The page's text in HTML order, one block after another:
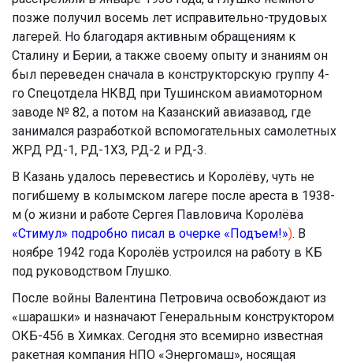
позже получил восемь лет исправительно-трудовых
лагерей. Но благодаря активным обращениям к
Сталину и Берии, а также своему опыту и знаниям он
был переведен сначала в конструкторскую группу 4-
го Спецотдела НКВД при Тушинском авиамоторном
заводе № 82, а потом на Казанский авиазавод, где
занимался разработкой вспомогательных самолетных
ЖРД РД-1, РД-1ХЗ, РД-2 и РД-3.
В Казань удалось перевестись и Королёву, чуть не
погибшему в колымском лагере после ареста в 1938-
м (о жизни и работе Сергея Павловича Королёва
«Стимул» подробно писал в очерке «Подъем!»). В
ноябре 1942 года Королёв устроился на работу в КБ
под руководством Глушко.
После войны Валентина Петровича освобождают из
«шарашки» и назначают Генеральным конструктором
ОКБ-456 в Химках. Сегодня это всемирно известная
ракетная компания НПО «Энергомаш», носящая